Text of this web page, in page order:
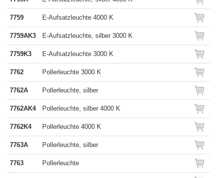
7759 E-Aufsatzleuchte 4000 K
7759AK3 E-Aufsatzleuchte, silber 3000 K
7759K3 E-Aufsatzleuchte 3000 K
7762 Pollerleuchte 3000 K
7762A Pollerleuchte, silber
7762AK4 Pollerleuchte, silber 4000 K
7762K4 Pollerleuchte 4000 K
7763A Pollerleuchte, silber
7763 Pollerleuchte